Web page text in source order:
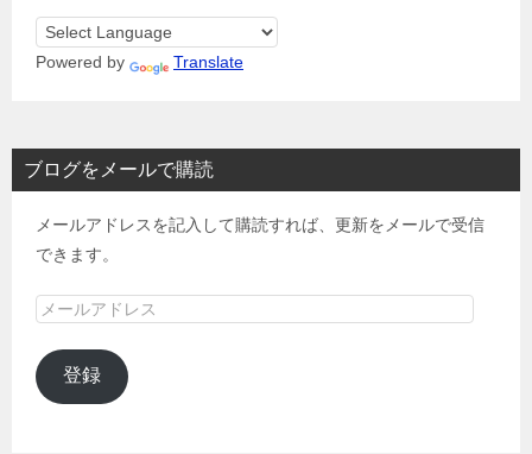
Powered by Translate
ブログをメールで購読
メールアドレスを記入して購読すれば、更新をメールで受信
できます。
メ
ル
ア
登録